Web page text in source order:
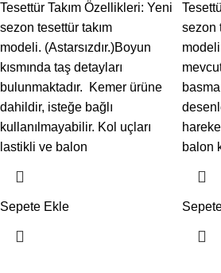
Tesettür Takım Özellikleri: Yeni
sezon tesettür takım
modeli. (Astarsızdır.)Boyun
kısmında taş detayları
bulunmaktadır. Kemer ürüne
dahildir, isteğe bağlı
kullanılmayabilir. Kol uçları
lastikli ve balon
Sepete Ekle
sezon
balon